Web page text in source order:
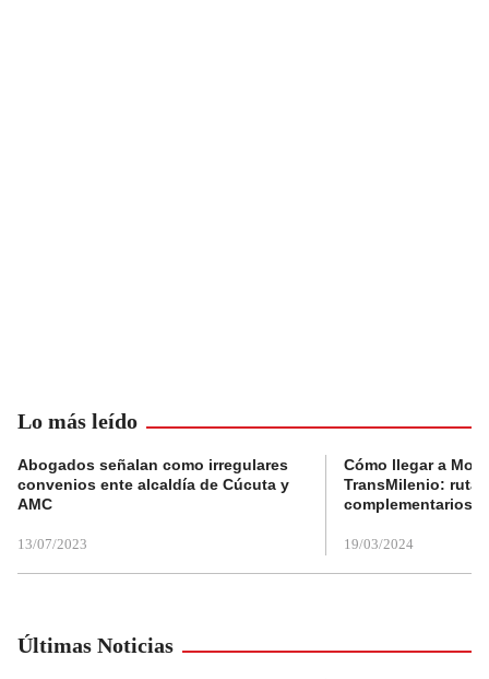
Lo más leído
Abogados señalan como irregulares
convenios ente alcaldía de Cúcuta y
AMC
13/07/2023
Cómo llegar a
TransMilenio:
complementarios
19/03/2024
Últimas Noticias